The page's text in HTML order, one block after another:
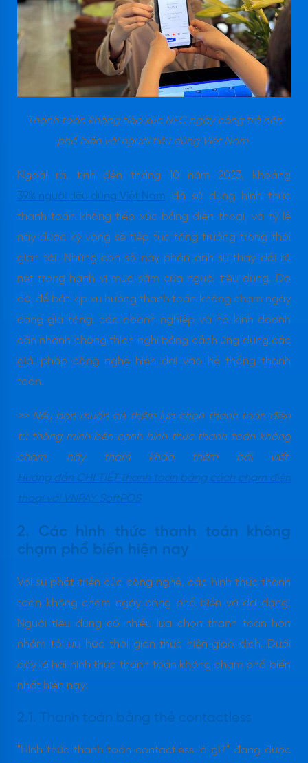
Thanh toán không tiếp xúc NFC ngày càng trở nên
phổ biến với người tiêu dùng Việt Nam
Ngoài ra, tính đến tháng 10 năm 2023, khoảng
39% người tiêu dùng Việt Nam đã sử dụng hình thức
thanh toán không tiếp xúc bằng điện thoại, và tỷ lệ
này được kỳ vọng sẽ tiếp tục tăng trưởng trong thời
gian tới. Những con số này phản ánh sự thay đổi rõ
nét trong hành vi mua sắm của người tiêu dùng. Do
đó, để bắt kịp xu hướng thanh toán không chạm ngày
càng gia tăng, các doanh nghiệp và hộ kinh doanh
cần nhanh chóng thích nghi bằng cách ứng dụng các
giải pháp công nghệ hiện đại vào hệ thống thanh
toán.
>> Nếu bạn muốn có thêm lựa chọn thanh toán điện
tử thông minh bên cạnh hình thức thanh toán không
chạm, hãy tham khảo thêm bài viết
Hướng dẫn CHI TIẾT thanh toán bằng cách chạm điện
thoại với VNPAY SoftPOS
2. Các hình thức thanh toán không
chạm phổ biến hiện nay
Với sự phát triển của công nghệ, các hình thức thanh
toán không chạm ngày càng phổ biến và đa dạng.
Người tiêu dùng có nhiều lựa chọn thanh toán hơn
nhằm tối ưu hóa thời gian thực hiện giao dịch. Dưới
đây là hai hình thức thanh toán không chạm phổ biến
nhất hiện nay:
2.1. Thanh toán bằng thẻ contactless
"Hình thức thanh toán contactless là gì?" đang được